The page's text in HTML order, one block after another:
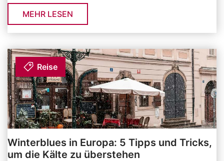
MEHR LESEN
Reise
Winterblues in Europa: 5 Tipps und Tricks,
um die Kälte zu überstehen